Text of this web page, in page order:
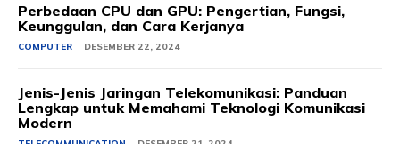
Perbedaan CPU dan GPU: Pengertian, Fungsi,
Keunggulan, dan Cara Kerjanya
COMPUTER DESEMBER 22, 2024
Jenis-Jenis Jaringan Telekomunikasi: Panduan
Lengkap untuk Memahami Teknologi Komunikasi
Modern